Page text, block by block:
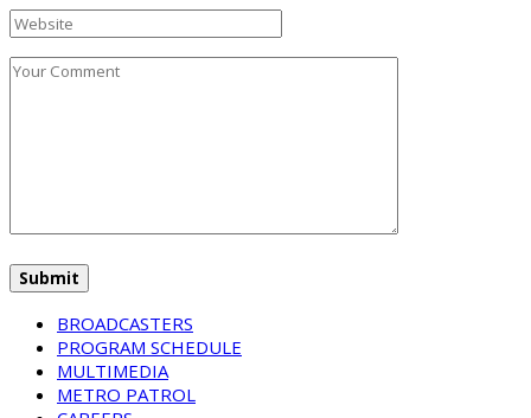
BROADCASTERS
PROGRAM SCHEDULE
MULTIMEDIA
METRO PATROL